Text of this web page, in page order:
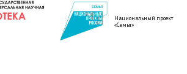
Национальный проект
«Семья»